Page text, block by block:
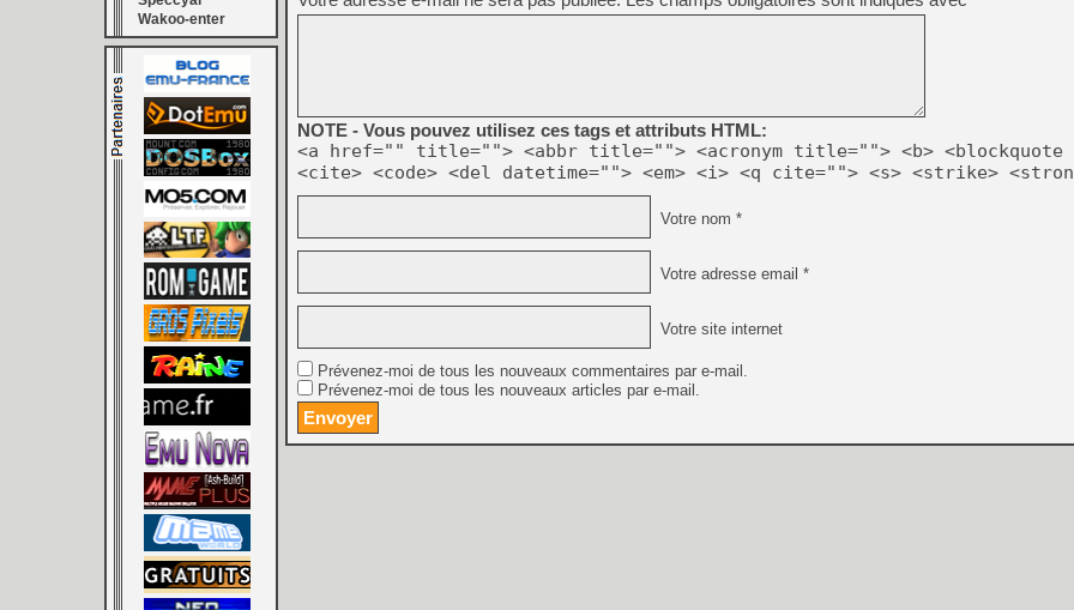
[GK] Minecraft et ses «
[GK] Beast of
[GK] Ubisoft : fin de partie
[GK] Mémoire cash -
[GK] Dan Houser (GTA)
[GK] Comment EA Sports
[GK] Crimson Moon : un
[GK] Isle of Reveries : le
[GK] Moonlighter 2 : The
[GK] Capcom relance
[Mo5] Deux inédits du
[GK] Le beat'em up The
Wakoo-enter
NOTE - Vous pouvez utilisez ces tags et attributs HTML:
<a href="" title=""> <abbr title=""> <acronym title=""> <b> <blockquote
<cite> <code> <del datetime=""> <em> <i> <q cite=""> <s> <strike>
Votre nom *
Votre adresse email *
Votre site internet
Prévenez-moi de tous les nouveaux commentaires par e-mail.
Prévenez-moi de tous les nouveaux articles par e-mail.